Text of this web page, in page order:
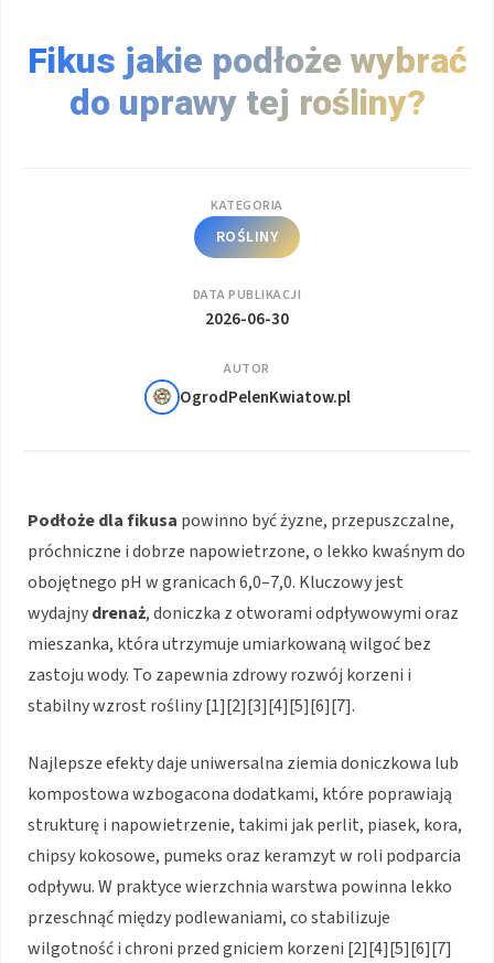
Fikus jakie podłoże wybrać
do uprawy tej rośliny?
KATEGORIA
ROŚLINY
DATA PUBLIKACJI
2026-06-30
AUTOR
OgrodPelenKwiatow.pl
Podłoże dla fikusa powinno być żyzne, przepuszczalne,
próchniczne i dobrze napowietrzone, o lekko kwaśnym do
obojętnego pH w granicach 6,0–7,0. Kluczowy jest
wydajnydrenaż, doniczka z otworami odpływowymi oraz
mieszanka, która utrzymuje umiarkowaną wilgoć bez
zastoju wody. To zapewnia zdrowy rozwój korzeni i
stabilny wzrost rośliny [1][2][3][4][5][6][7].
Najlepsze efekty daje uniwersalna ziemia doniczkowa lub
kompostowa wzbogacona dodatkami, które poprawiają
strukturę i napowietrzenie, takimi jak perlit, piasek, kora,
chipsy kokosowe, pumeks oraz keramzyt w roli podparcia
odpływu. W praktyce wierzchnia warstwa powinna lekko
przeschnąć między podlewaniami, co stabilizuje
wilgotność i chroni przed gniciem korzeni [2][4][5][6][7]